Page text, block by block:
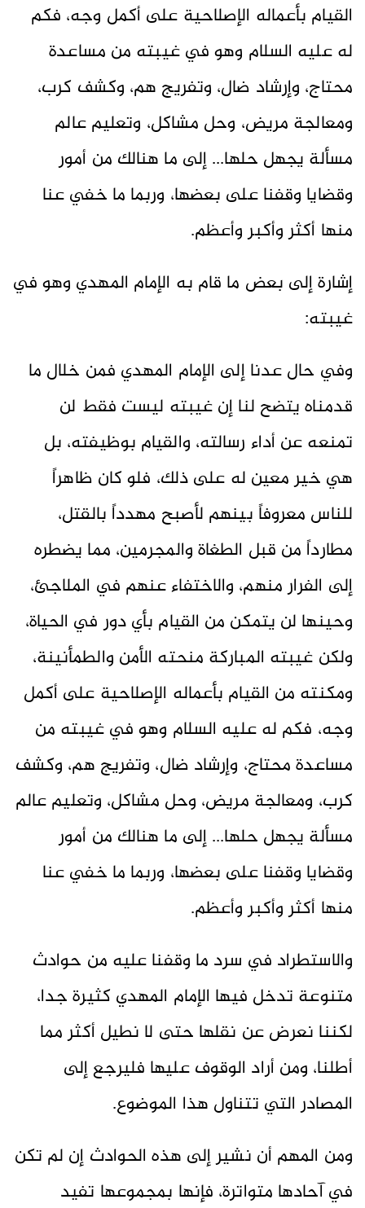
القيام بأعماله الإصلاحية على أكمل وجه، فكم
له عليه السلام وهو في غيبته من مساعدة
محتاج، وإرشاد ضال، وتفريج هم، وكشف كرب،
ومعالجة مريض، وحل مشاكل، وتعليم عالم
مسألة يجهل حلها... إلى ما هنالك من أمور
وقضايا وقفنا على بعضها، وربما ما خفي عنا
منها أكثر وأكبر وأعظم.
إشارة إلى بعض ما قام به الإمام المهدي وهو في
غيبته:
وفي حال عدنا إلى الإمام المهدي فمن خلال ما
قدمناه يتضح لنا إن غيبته ليست فقط لن
تمنعه عن أداء رسالته، والقيام بوظيفته، بل
هي خير معين له على ذلك، فلو كان ظاهراً
للناس معروفاً بينهم لأصبح مهدداً بالقتل،
مطارداً من قبل الطغاة والمجرمين، مما يضطره
إلى الفرار منهم، والاختفاء عنهم في الملاجئ،
وحينها لن يتمكن من القيام بأي دور في الحياة،
ولكن غيبته المباركة منحته الأمن والطمأنينة،
ومكنته من القيام بأعماله الإصلاحية على أكمل
وجه، فكم له عليه السلام وهو في غيبته من
مساعدة محتاج، وإرشاد ضال، وتفريج هم، وكشف
كرب، ومعالجة مريض، وحل مشاكل، وتعليم عالم
مسألة يجهل حلها... إلى ما هنالك من أمور
وقضايا وقفنا على بعضها، وربما ما خفي عنا
منها أكثر وأكبر وأعظم.
والاستطراد في سرد ما وقفنا عليه من حوادث
متنوعة تدخل فيها الإمام المهدي كثيرة جدا،
لكننا نعرض عن نقلها حتى لا نطيل أكثر مما
أطلنا، ومن أراد الوقوف عليها فليرجع إلى
المصادر التي تتناول هذا الموضوع.
ومن المهم أن نشير إلى هذه الحوادث إن لم تكن
في آحادها متواترة، فإنها بمجموعها تفيد